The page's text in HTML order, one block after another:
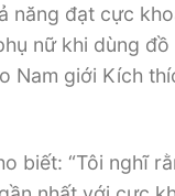
năng đạt cực
nữ khi dùng
Nam giới Kích
biết: “Tôi nghĩ